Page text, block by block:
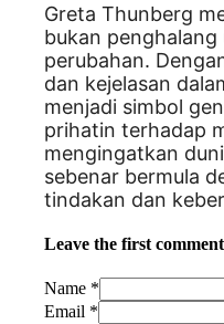
Greta Thunberg
bukan
perubahan.
dan kejelasan
menjadi simbol
prihatin terhadap
mengingatkan
sebenar bermula
tindakan dan
Leave the first comment
Name *
Email *